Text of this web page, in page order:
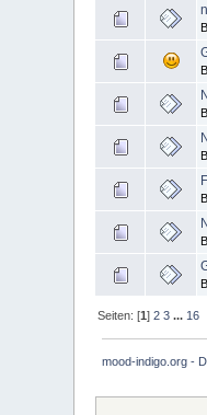
Seiten: [1]2 3 ... 16
mood-indigo.org -